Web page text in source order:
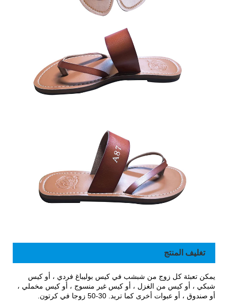
تغليف المنتج
يمكن تعبئة كل زوج من شبشب في كيس بوليباغ فردي ، أو كيس
شبكي ، أو كيس من الغزل ، أو كيس غير منسوج ، أو كيس مخملي ،
أو صندوق ، أو عبوات أخرى كما تريد. 30-50 زوجا في كرتون.